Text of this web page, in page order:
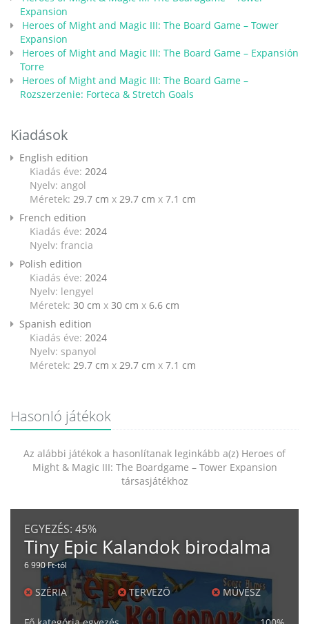
Expansion
Heroes of Might and Magic III: The Board Game – Tower
Expansion
Heroes of Might and Magic III: The Board Game – Expansión
Torre
Heroes of Might and Magic III: The Board Game –
Rozszerzenie: Forteca & Stretch Goals
Kiadások
English edition
Kiadás éve: 2024
Nyelv: angol
Méretek: 29.7 cm x 29.7 cm x 7.1 cm
French edition
Kiadás éve: 2024
Nyelv: francia
Polish edition
Kiadás éve: 2024
Nyelv: lengyel
Méretek: 30 cm x 30 cm x 6.6 cm
Spanish edition
Kiadás éve: 2024
Nyelv: spanyol
Méretek: 29.7 cm x 29.7 cm x 7.1 cm
Hasonló játékok
Az alábbi játékok a hasonlítanak leginkább a(z) Heroes of
Might & Magic III: The Boardgame – Tower Expansion
társasjátékhoz
EGYEZÉS: 45%
Tiny Epic Kalandok birodalma
6 990 Ft-tól
SZÉRIA TERVEZŐ MŰVÉSZ